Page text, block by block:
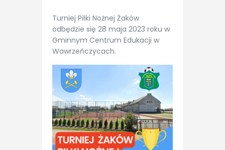
Turniej Piłki Nożnej Żaków
odbędzie się 28 maja 2023 roku w
Gminnym Centrum Edukacji w
Wawrzeńczycach.